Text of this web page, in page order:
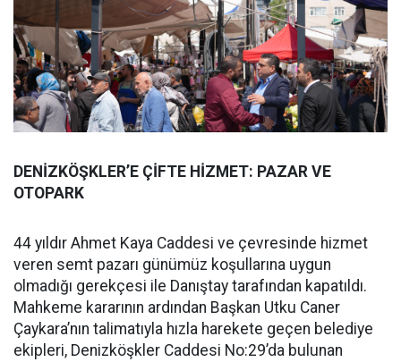
DENİZKÖŞKLER’E ÇİFTE HİZMET: PAZAR VE
OTOPARK
44 yıldır Ahmet Kaya Caddesi ve çevresinde hizmet
veren semt pazarı günümüz koşullarına uygun
olmadığı gerekçesi ile Danıştay tarafından kapatıldı.
Mahkeme kararının ardından Başkan Utku Caner
Çaykara’nın talimatıyla hızla harekete geçen belediye
ekipleri, Denizköşkler Caddesi No:29’da bulunan